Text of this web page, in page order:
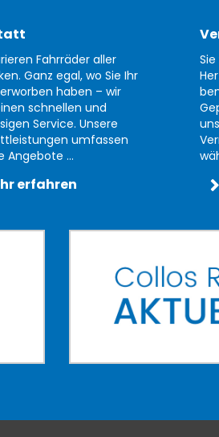
Fahrräder aller
Ganz egal, wo Sie Ihr
haben – wir
schnellen und
Service. Unsere
umfassen
Angebote ...
erfahren